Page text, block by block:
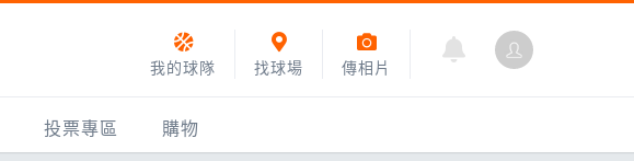
傳相片
找球場
我的球隊
投票專區 購物